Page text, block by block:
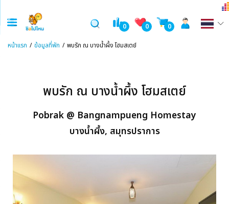
0 0 0
หน้าแรก ข้อมูลที่พัก พบรัก ณ บางน้ำผึ้ง โฮมสเตย์
พบรัก ณ บางน้ำผึ้ง โฮมสเตย์
Pobrak @ Bangnampueng Homestay
บางน้ำผึ้ง, สมุทรปราการ